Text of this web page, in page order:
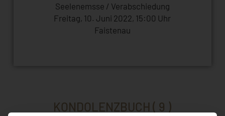
Seelenemsse / Verabschiedung
Freitag, 10. Juni 2022, 15:00 Uhr
Faistenau
KONDOLENZBUCH ( 9 )